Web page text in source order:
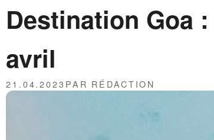
Destination Goa
avril
21.04.2023PAR RÉDACTION